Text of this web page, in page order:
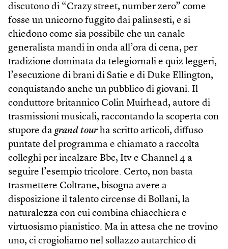
discutono di “Crazy street, number zero” come
fosse un unicorno fuggito dai palinsesti, e si
chiedono come sia possibile che un canale
generalista mandi in onda all’ora di cena, per
tradizione dominata da telegiornali e quiz leggeri,
l’esecuzione di brani di Satie e di Duke Ellington,
conquistando anche un pubblico di giovani. Il
conduttore britannico Colin Muirhead, autore di
trasmissioni musicali, raccontando la scoperta con
stupore da grand tourha scritto articoli, diffuso
puntate del programma e chiamato a raccolta
colleghi per incalzare Bbc, Itv e Channel 4 a
seguire l’esempio tricolore. Certo, non basta
trasmettere Coltrane, bisogna avere a
disposizione il talento circense di Bollani, la
naturalezza con cui combina chiacchiera e
virtuosismo pianistico. Ma in attesa che ne trovino
uno, ci crogioliamo nel sollazzo autarchico di